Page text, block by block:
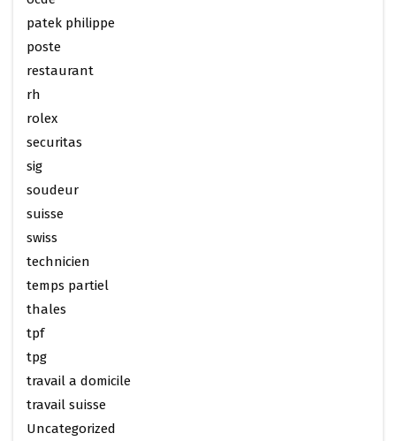
patek philippe
poste
restaurant
rh
rolex
securitas
sig
soudeur
suisse
swiss
technicien
temps partiel
thales
tpf
tpg
travail a domicile
travail suisse
Uncategorized